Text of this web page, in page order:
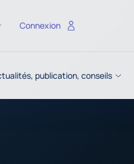
publication, conseils
Connexion